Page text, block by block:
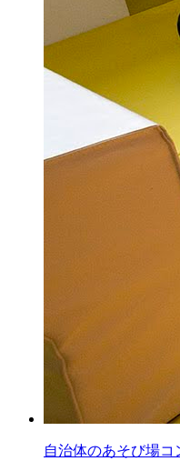
自治体のあそび場